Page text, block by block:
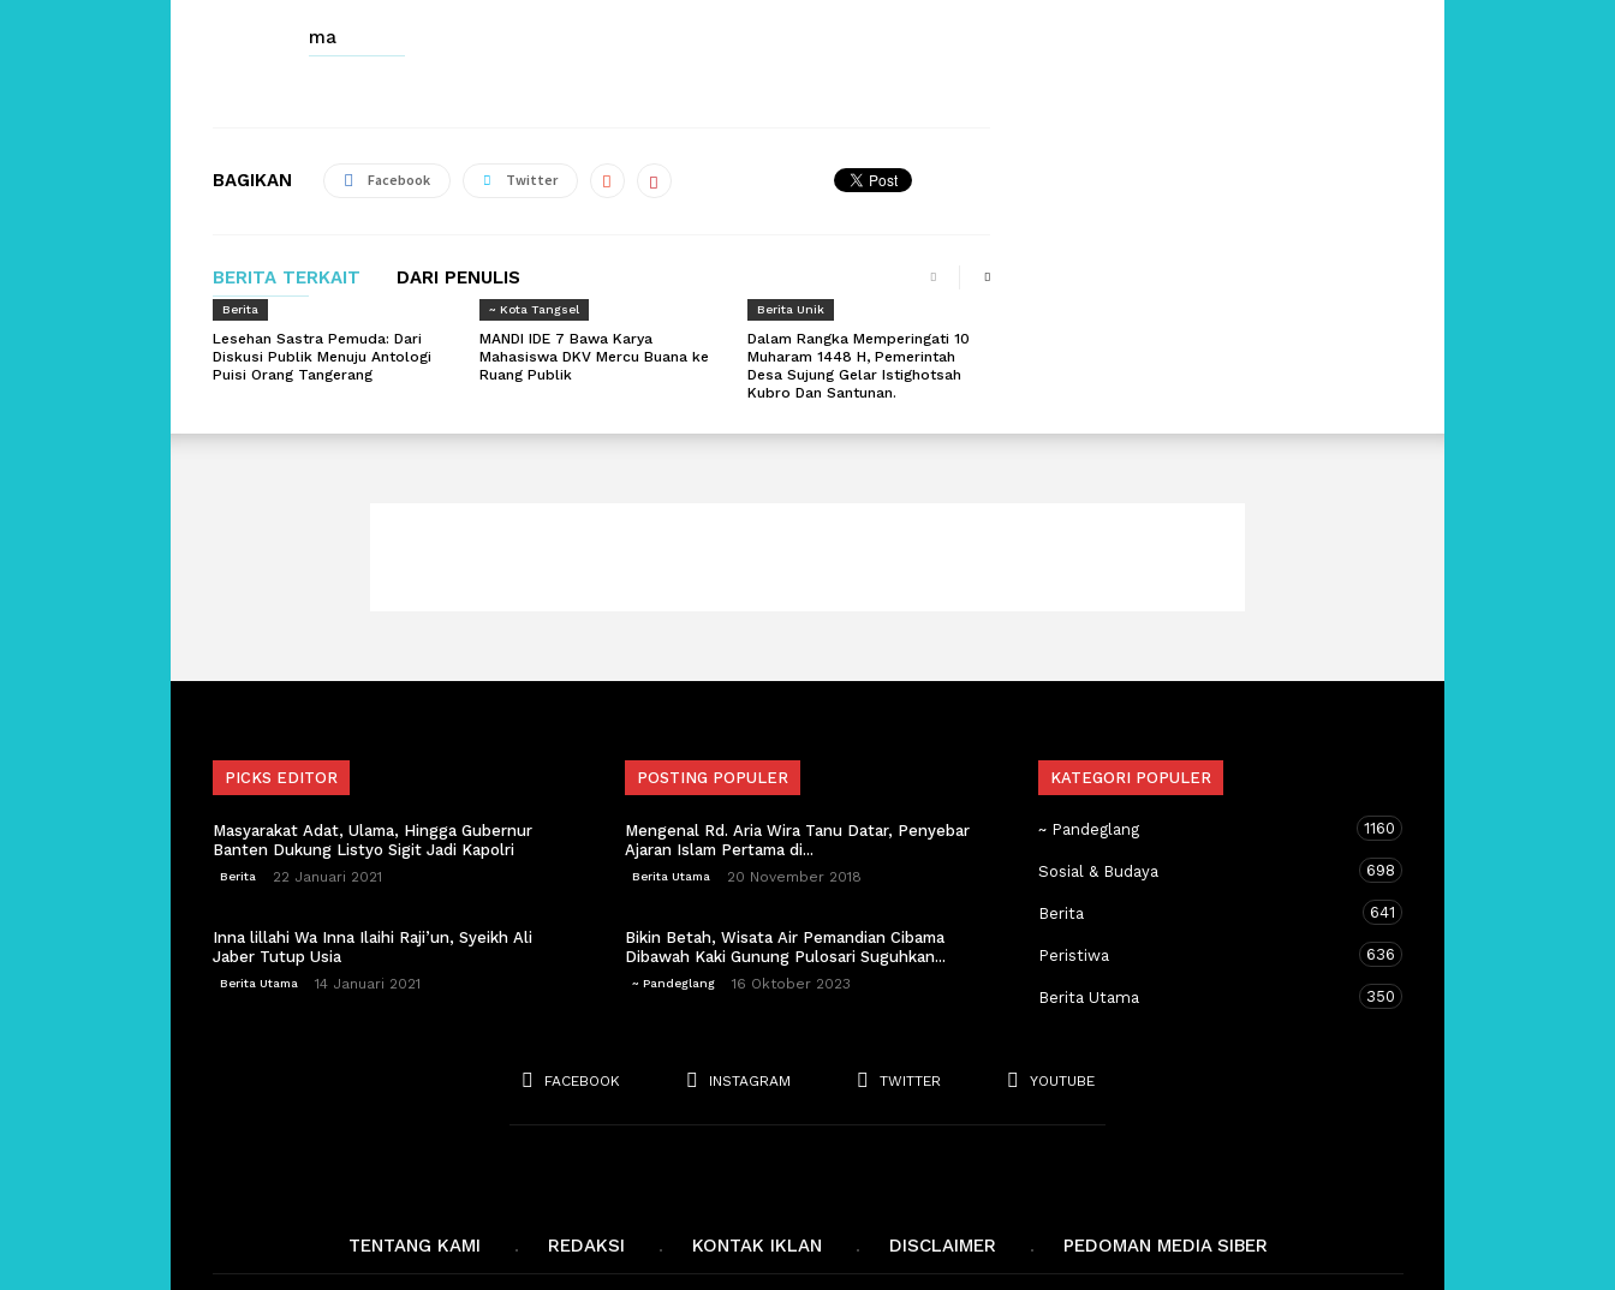
ma
BAGIKAN Facebook Twitter
BERITA TERKAIT DARI PENULIS
Berita
Lesehan Sastra Pemuda: Dari
Diskusi Publik Menuju Antologi
Puisi Orang Tangerang
~ Kota Tangsel
MANDI IDE 7 Bawa Karya
Mahasiswa DKV Mercu Buana ke
Ruang Publik
Berita Unik
Dalam Rangka Memperingati 10
Muharam 1448 H, Pemerintah
Desa Sujung Gelar Istighotsah
Kubro Dan Santunan.
PICKS EDITOR
Masyarakat Adat, Ulama, Hingga Gubernur
Banten Dukung Listyo Sigit Jadi Kapolri
Berita 22 Januari 2021
Inna lillahi Wa Inna Ilaihi Raji’un, Syeikh Ali
Jaber Tutup Usia
Berita Utama 14 Januari 2021
POSTING POPULER
Mengenal Rd. Aria Wira Tanu Datar, Penyebar
Ajaran Islam Pertama di...
Berita Utama 20 November 2018
Bikin Betah, Wisata Air Pemandian Cibama
Dibawah Kaki Gunung Pulosari Suguhkan...
~ Pandeglang 16 Oktober 2023
KATEGORI POPULER
~ Pandeglang 1160
Sosial & Budaya 698
Berita 641
Peristiwa 636
Berita Utama 350
FACEBOOK INSTAGRAM TWITTER YOUTUBE
TENTANG KAMI REDAKSI KONTAK IKLAN DISCLAIMER PEDOMAN MEDIA SIBER